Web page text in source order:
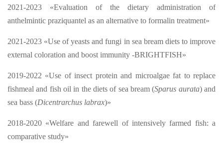
2021-2023 «Evaluation of the dietary administration of
anthelmintic praziquantel as an alternative to formalin treatment»
2021-2023 «Use of yeasts and fungi in sea bream diets to improve
external coloration and boost immunity -BRIGHTFISH»
2019-2022 «Use of insect protein and microalgae fat to replace
fishmeal and fish oil in the diets of sea bream (Sparus aurata) and
sea bass (Dicentrarchus labrax)»
2018-2020 «Welfare and farewell of intensively farmed fish: a
comparative study»